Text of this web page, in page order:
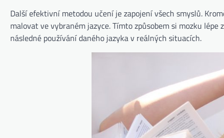
Další efektivní metodou učení je zapojení všech smyslů.
malovat ve vybraném jazyce. Tímto způsobem si mozku
následné používání daného jazyka v reálných situacích.